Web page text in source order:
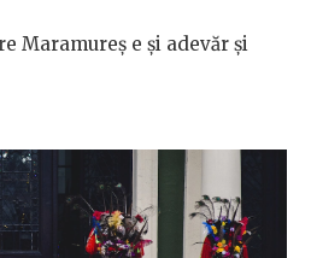
Maramureș e și adevăr și